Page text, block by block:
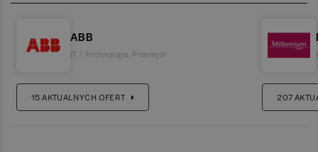
ABB
IT / Technologia Przemysł
15AKTUALNYCH OFERT 207